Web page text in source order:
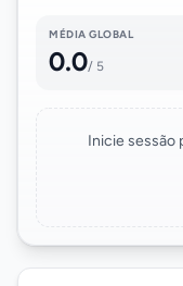
MÉDIA GLOBAL
0.0/ 5
Inicie sessão